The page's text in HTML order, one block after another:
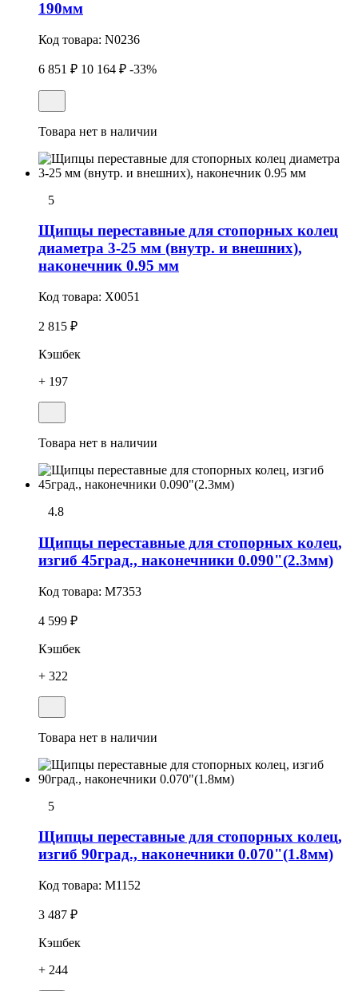
190мм
Код товара: N0236
6 851 ₽ 10 164 ₽ -33%
Товара нет в наличии
5
Щипцы переставные для стопорных колец
диаметра 3-25 мм (внутр. и внешних),
наконечник 0.95 мм
Код товара: X0051
2 815 ₽
Кэшбек
+ 197
Товара нет в наличии
4.8
Щипцы переставные для стопорных колец,
изгиб 45град., наконечники 0.090"(2.3мм)
Код товара: M7353
4 599 ₽
Кэшбек
+ 322
Товара нет в наличии
5
Щипцы переставные для стопорных колец,
изгиб 90град., наконечники 0.070"(1.8мм)
Код товара: M1152
3 487 ₽
Кэшбек
+ 244